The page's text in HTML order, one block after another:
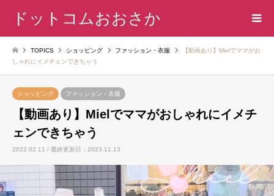
ドットコムおおさか
TOPICS ショッピング ファッション・衣服
【動画あり】Mielでママがお
しゃれにイメチェンできちゃう
ショッピング ファッション・衣服
【動画あり】Mielでママがおしゃれにイメチ
ェンできちゃう
2022.02.11 / 最終更新日：2023.11.13